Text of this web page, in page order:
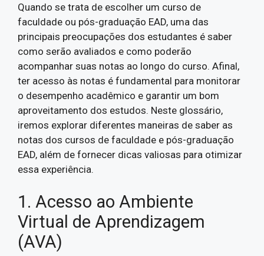
Quando se trata de escolher um curso de
faculdade ou pós-graduação EAD, uma das
principais preocupações dos estudantes é saber
como serão avaliados e como poderão
acompanhar suas notas ao longo do curso. Afinal,
ter acesso às notas é fundamental para monitorar
o desempenho acadêmico e garantir um bom
aproveitamento dos estudos. Neste glossário,
iremos explorar diferentes maneiras de saber as
notas dos cursos de faculdade e pós-graduação
EAD, além de fornecer dicas valiosas para otimizar
essa experiência.
1. Acesso ao Ambiente
Virtual de Aprendizagem
(AVA)